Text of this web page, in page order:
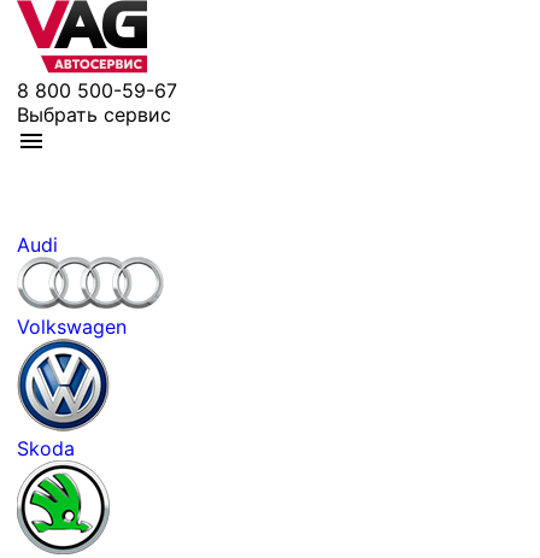
8 800 500-59-67
Выбрать сервис
Audi
Volkswagen
Skoda